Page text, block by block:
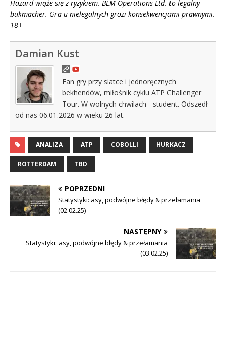
Hazard wiąże się z ryzykiem. BEM Operations Ltd. to legalny
bukmacher. Gra u nielegalnych grozi konsekwencjami prawnymi.
18+
Damian Kust
Fan gry przy siatce i jednoręcznych
bekhendów, miłośnik cyklu ATP Challenger
Tour. W wolnych chwilach - student. Odszedł
od nas 06.01.2026 w wieku 26 lat.
ANALIZA ATP COBOLLI HURKACZ
ROTTERDAM TBD
POPRZEDNI
Statystyki: asy, podwójne błędy & przełamania
(02.02.25)
NASTĘPNY
Statystyki: asy, podwójne błędy & przełamania
(03.02.25)